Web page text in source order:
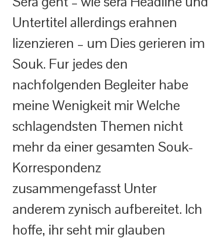
Untertitel allerdings erahnen
lizenzieren – um Dies gerieren im
Souk. Fur jedes den
nachfolgenden Begleiter habe
meine Wenigkeit mir Welche
schlagendsten Themen nicht
mehr da einer gesamten Souk-
Korrespondenz
zusammengefasst Unter
anderem zynisch aufbereitet. Ich
hoffe, ihr seht mir glauben